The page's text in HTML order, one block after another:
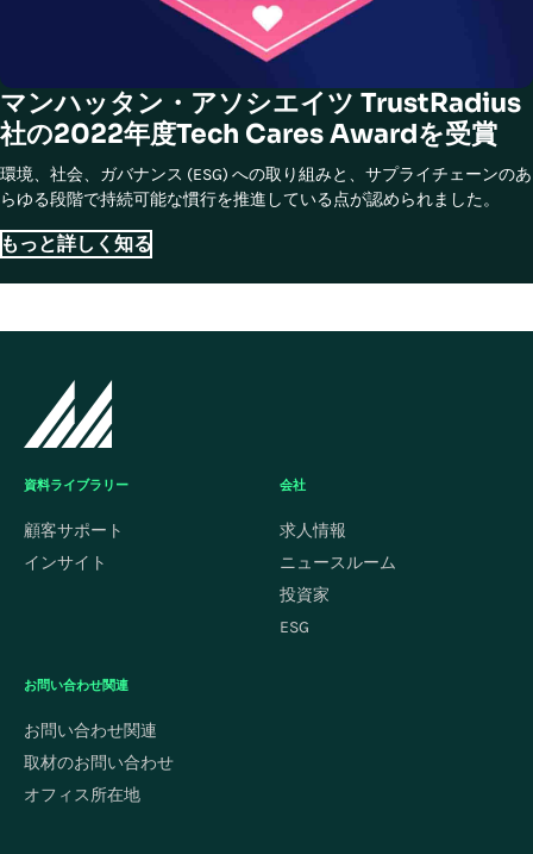
マンハッタン・アソシエイツ TrustRadius
社の2022年度Tech Cares Awardを受賞
環境、社会、ガバナンス (ESG) への取り組みと、サプライチェーンのあ
らゆる段階で持続可能な慣行を推進している点が認められました。
もっと詳しく知る
資料ライブラリー
顧客サポート
インサイト
会社
求人情報
ニュースルーム
投資家
ESG
お問い合わせ関連
お問い合わせ関連
取材のお問い合わせ
オフィス所在地